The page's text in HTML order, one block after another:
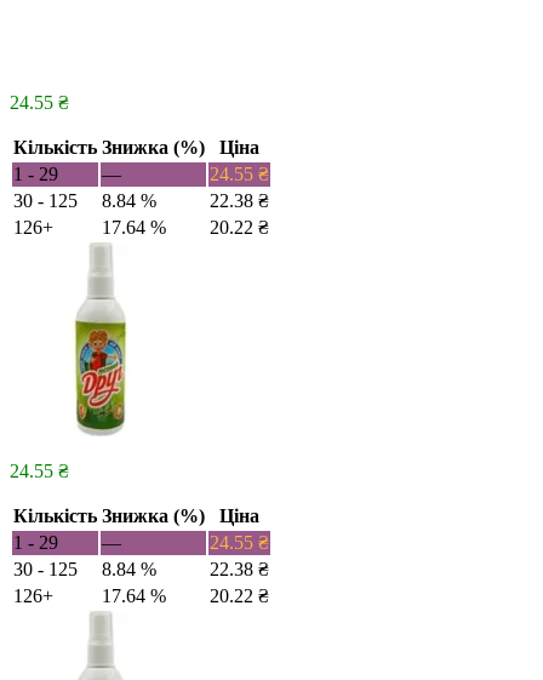
24.55 ₴
Кількість Знижка (%)
Ціна
1 - 29
— 24.55 ₴
30 - 125
8.84 % 22.38 ₴
126+
17.64 % 20.22 ₴
24.55 ₴
Кількість Знижка (%)
Ціна
1 - 29
— 24.55 ₴
30 - 125
8.84 % 22.38 ₴
126+
17.64 % 20.22 ₴